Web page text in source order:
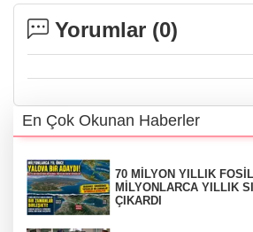
Yorumlar (0)
En Çok Okunan Haberler
70 MİLYON YILLIK
MİLYONLARCA YILLIK
ÇIKARDI